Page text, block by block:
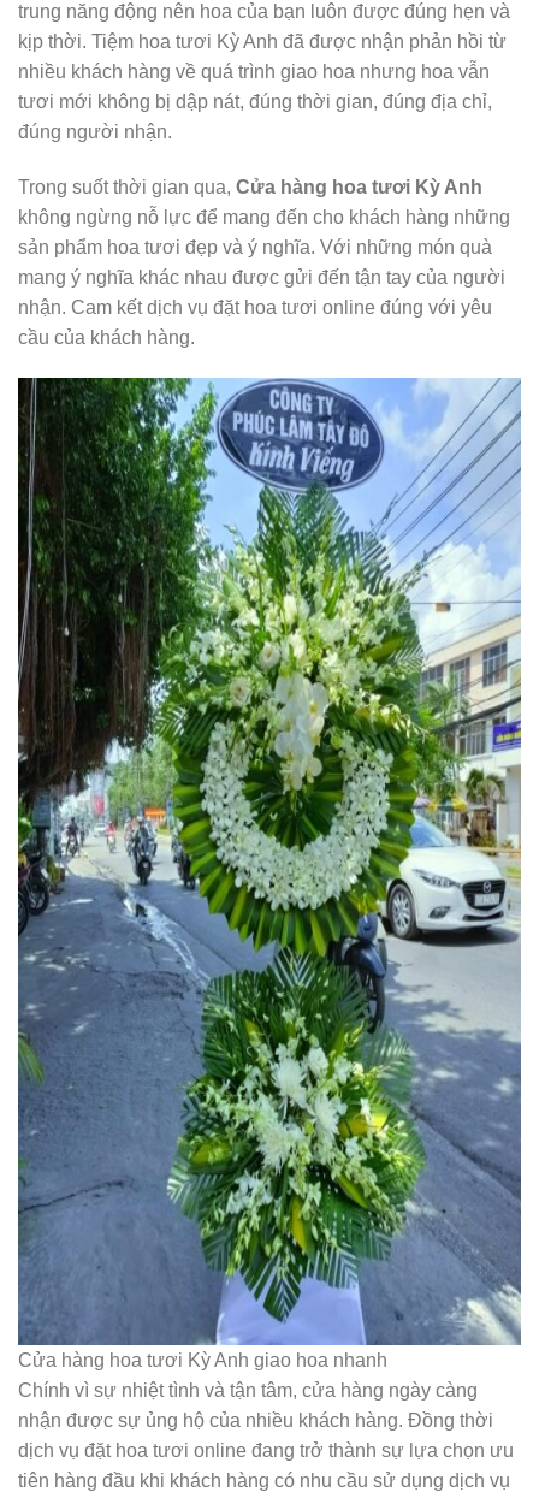
trung năng động nên hoa của bạn luôn được đúng hẹn và
kịp thời. Tiệm hoa tươi Kỳ Anh đã được nhận phản hồi từ
nhiều khách hàng về quá trình giao hoa nhưng hoa vẫn
tươi mới không bị dập nát, đúng thời gian, đúng địa chỉ,
đúng người nhận.
Trong suốt thời gian qua, Cửa hàng hoa tươi Kỳ Anh
không ngừng nỗ lực để mang đến cho khách hàng những
sản phẩm hoa tươi đẹp và ý nghĩa. Với những món quà
mang ý nghĩa khác nhau được gửi đến tận tay của người
nhận. Cam kết dịch vụ đặt hoa tươi online đúng với yêu
cầu của khách hàng.
Cửa hàng hoa tươi Kỳ Anh giao hoa nhanh
Chính vì sự nhiệt tình và tận tâm, cửa hàng ngày càng
nhận được sự ủng hộ của nhiều khách hàng. Đồng thời
dịch vụ đặt hoa tươi online đang trở thành sự lựa chọn ưu
tiên hàng đầu khi khách hàng có nhu cầu sử dụng dịch vụ